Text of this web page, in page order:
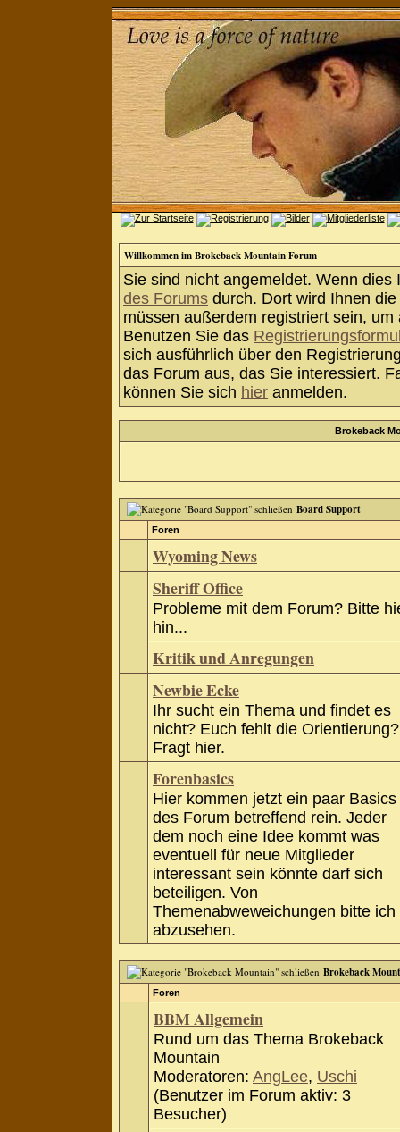
Willkommen im Brokeback Mountain Forum
Sie sind nicht angemeldet. Wenn
des Forums durch. Dort wird Ihnen
müssen außerdem registriert sein,
Benutzen Sie das
sich ausführlich über den
das Forum aus, das Sie interessiert.
können Sie sich hier anmelden.
Brokeback
Board Support
Foren
Wyoming News
Sheriff Office
Probleme mit dem Forum? Bitte
hin...
Kritik und Anregungen
Newbie Ecke
Ihr sucht ein Thema und findet es
nicht? Euch fehlt die Orientierung?
Fragt hier.
Forenbasics
Hier kommen jetzt ein paar Basics
des Forum betreffend rein. Jeder
dem noch eine Idee kommt was
eventuell für neue Mitglieder
interessant sein könnte darf sich
beteiligen. Von
Themenabweweichungen bitte ich
abzusehen.
Brokeback
Foren
BBM Allgemein
Rund um das Thema Brokeback
Mountain
Moderatoren: AngLee, Uschi
(Benutzer im Forum aktiv: 3
Besucher)